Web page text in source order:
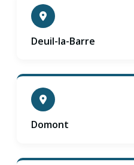
Deuil-la-Barre
Domont